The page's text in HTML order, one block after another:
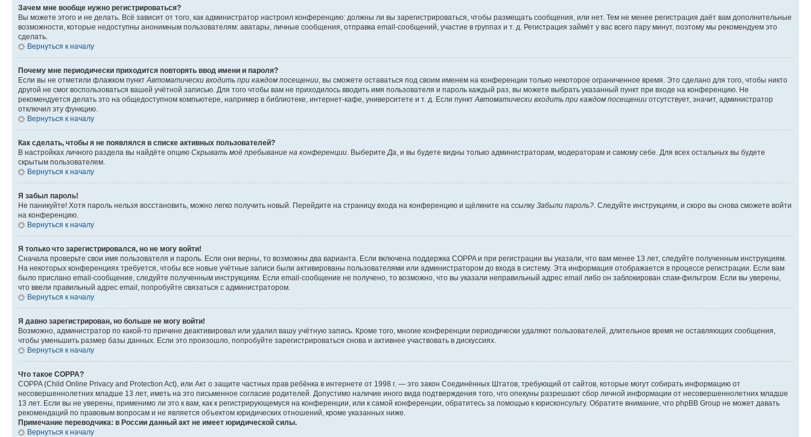
Зачем мне вообще нужно регистрироваться?
Вы можете этого и не делать. Всё зависит от того, как администратор настроил конференцию: должны ли вы зарегистрироваться, чтобы размещать сообщения, или нет. Тем не менее регистрация даёт вам дополнительные
возможности, которые недоступны анонимным пользователям: аватары, личные сообщения, отправка email-сообщений, участие в группах и т. д. Регистрация займёт у вас всего пару минут, поэтому мы рекомендуем это
сделать.
Вернуться к началу
Почему мне периодически приходится повторять ввод имени и пароля?
Если вы не отметили флажком пункт Автоматически входить при каждом посещении , вы сможете оставаться под своим именем на конференции только некоторое ограниченное время. Это сделано для того, чтобы никто
другой не смог воспользоваться вашей учётной записью. Для того чтобы вам не приходилось вводить имя пользователя и пароль каждый раз, вы можете выбрать указанный пункт при входе на конференцию. Не
рекомендуется делать это на общедоступном компьютере, например в библиотеке, интернет-кафе, университете и т. д. Если пункт Автоматически входить при каждом посещении отсутствует, значит, администратор
отключил эту функцию.
Вернуться к началу
Как сделать, чтобы я не появлялся в списке активных пользователей?
В настройках личного раздела вы найдёте опцию Скрывать моё пребывание на конференции . Выберите Да , и вы будете видны только администраторам, модераторам и самому себе. Для всех остальных вы будете
скрытым пользователем.
Вернуться к началу
Я забыл пароль!
Не паникуйте! Хотя пароль нельзя восстановить, можно легко получить новый. Перейдите на страницу входа на конференцию и щёлкните на ссылку Забыли пароль? . Следуйте инструкциям, и скоро вы снова сможете войти
на конференцию.
Вернуться к началу
Я только что зарегистрировался, но не могу войти!
Сначала проверьте свои имя пользователя и пароль. Если они верны, то возможны два варианта. Если включена поддержка COPPA и при регистрации вы указали, что вам менее 13 лет, следуйте полученным инструкциям.
На некоторых конференциях требуется, чтобы все новые учётные записи были активированы пользователями или администратором до входа в систему. Эта информация отображается в процессе регистрации. Если вам
было прислано email-сообщение, следуйте полученным инструкциям. Если email-сообщение не получено, то возможно, что вы указали неправильный адрес email либо он заблокирован спам-фильтром. Если вы уверены,
что ввели правильный адрес email, попробуйте связаться с администратором.
Вернуться к началу
Я давно зарегистрирован, но больше не могу войти!
Возможно, администратор по какой-то причине деактивировал или удалил вашу учётную запись. Кроме того, многие конференции периодически удаляют пользователей, длительное время не оставляющих сообщения,
чтобы уменьшить размер базы данных. Если это произошло, попробуйте зарегистрироваться снова и активнее участвовать в дискуссиях.
Вернуться к началу
Что такое COPPA?
COPPA (Child Online Privacy and Protection Act), или Акт о защите частных прав ребёнка в интернете от 1998 г. — это закон Соединённых Штатов, требующий от сайтов, которые могут собирать информацию от
несовершеннолетних младше 13 лет, иметь на это письменное согласие родителей. Допустимо наличие иного вида подтверждения того, что опекуны разрешают сбор личной информации от несовершеннолетних младше
13 лет. Если вы не уверены, применимо ли это к вам, как к регистрирующемуся на конференции, или к самой конференции, обратитесь за помощью к юрисконсульту. Обратите внимание, что phpBB Group не может давать
рекомендаций по правовым вопросам и не является объектом юридических отношений, кроме указанных ниже.
Примечание переводчика: в России данный акт не имеет юридической силы.
Вернуться к началу